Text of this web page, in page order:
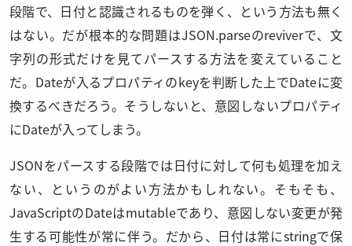
段階で、日付と認識されるものを弾く、という方法も無く
はない。だが根本的な問題はJSON.parseのreviverで、文
字列の形式だけを見てパースする方法を変えていること
だ。Dateが入るプロパティのkeyを判断した上でDateに変
換するべきだろう。そうしないと、意図しないプロパティ
にDateが入ってしまう。
JSONをパースする段階では日付に対して何も処理を加え
ない、というのがよい方法かもしれない。そもそも、
JavaScriptのDateはmutableであり、意図しない変更が発
生する可能性が常に伴う。だから、日付は常にstringで保